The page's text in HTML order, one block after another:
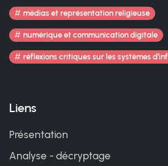
médias et représentation religieuse
numérique et communication digitale
réflexions critiques sur les systèmes
Liens
Présentation
Analyse - décryptage